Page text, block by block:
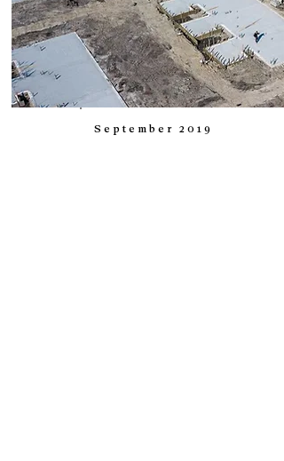
September 2019